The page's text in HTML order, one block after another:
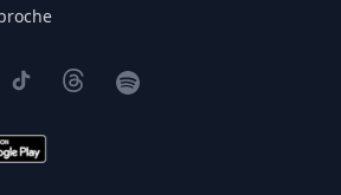
TikTokThreadsSpotify
Play